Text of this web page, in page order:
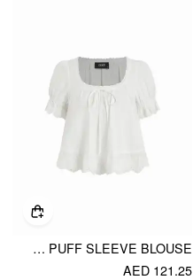
COTTON LACE TRIM KNOTTED SHORT PUFF SLEEVE BLOUSE
AED 121.25